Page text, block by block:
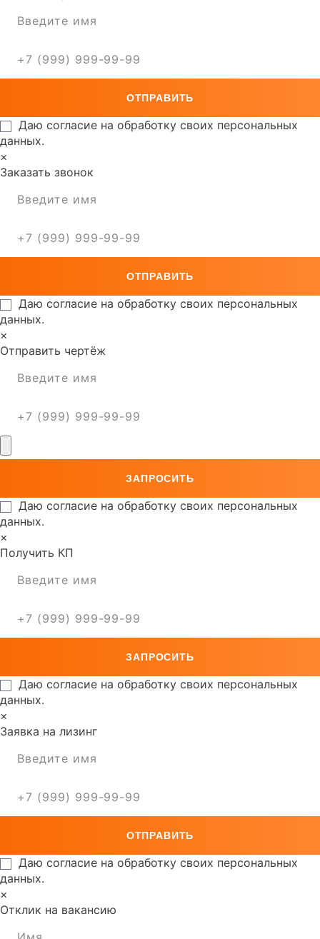
Даю согласие на обработку своих персональных
данных.
×
Заказать звонок
Даю согласие на обработку своих персональных
данных.
×
Отправить чертёж
Даю согласие на обработку своих персональных
данных.
×
Получить КП
Даю согласие на обработку своих персональных
данных.
×
Заявка на лизинг
Даю согласие на обработку своих персональных
данных.
×
Отклик на вакансию